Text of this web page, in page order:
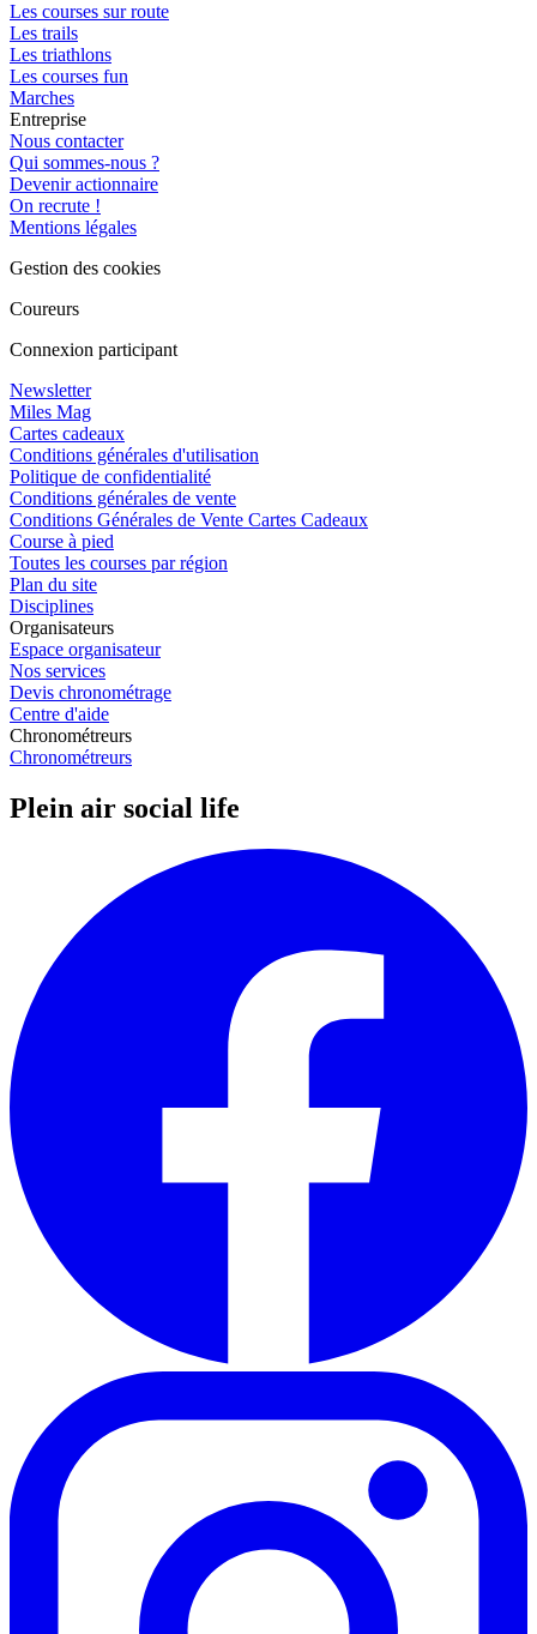
Les courses sur route
Les trails
Les triathlons
Les courses fun
Marches
Entreprise
Nous contacter
Qui sommes-nous ?
Devenir actionnaire
On recrute !
Mentions légales
Gestion des cookies
Coureurs
Connexion participant
Newsletter
Miles Mag
Cartes cadeaux
Conditions générales d'utilisation
Politique de confidentialité
Conditions générales de vente
Conditions Générales de Vente Cartes Cadeaux
Course à pied
Toutes les courses par région
Plan du site
Disciplines
Organisateurs
Espace organisateur
Nos services
Devis chronométrage
Centre d'aide
Chronométreurs
Chronométreurs
Plein air social life